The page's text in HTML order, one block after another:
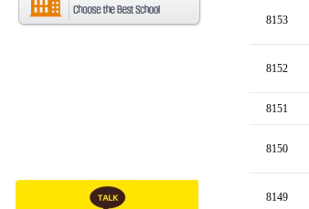
8153
8152
8151
8150
8149